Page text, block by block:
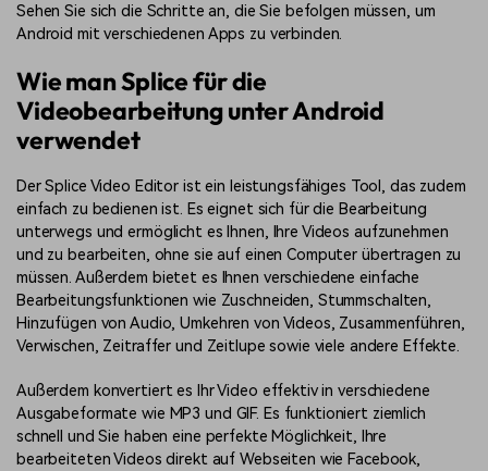
Sehen Sie sich die Schritte an, die Sie befolgen müssen, um
Android mit verschiedenen Apps zu verbinden.
Wie man Splice für die
Videobearbeitung unter Android
verwendet
Der Splice Video Editor ist ein leistungsfähiges Tool, das zudem
einfach zu bedienen ist. Es eignet sich für die Bearbeitung
unterwegs und ermöglicht es Ihnen, Ihre Videos aufzunehmen
und zu bearbeiten, ohne sie auf einen Computer übertragen zu
müssen. Außerdem bietet es Ihnen verschiedene einfache
Bearbeitungsfunktionen wie Zuschneiden, Stummschalten,
Hinzufügen von Audio, Umkehren von Videos, Zusammenführen,
Verwischen, Zeitraffer und Zeitlupe sowie viele andere Effekte.
Außerdem konvertiert es Ihr Video effektiv in verschiedene
Ausgabeformate wie MP3 und GIF. Es funktioniert ziemlich
schnell und Sie haben eine perfekte Möglichkeit, Ihre
bearbeiteten Videos direkt auf Webseiten wie Facebook,